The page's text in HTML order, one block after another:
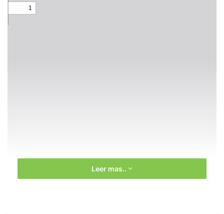
contenido
del
Leer mas..